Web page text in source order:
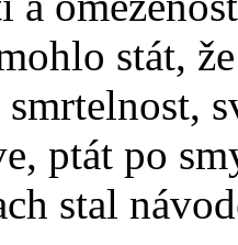
stát,
ptát po
stal